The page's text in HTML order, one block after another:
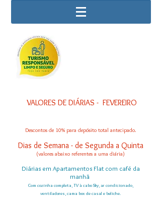
VALORES DE DIÁRIAS - FEVEREIRO
Descontos de 10% para depósito total antecipado.
Dias de Semana - de Segunda a Quinta
(valores abaixo referentes a uma diária)
Diárias em Apartamentos Flat com café da
manhã
Com cozinha completa, TV à cabo Sky, ar condicionado,
ventiladores, cama box de casal e beliche.